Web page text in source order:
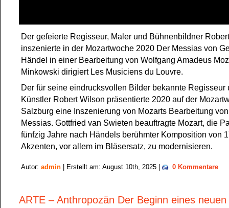
Der gefeierte Regisseur, Maler und Bühnenbildner
inszenierte in der Mozartwoche 2020 Der Messias von
Händel in einer Bearbeitung von Wolfgang Amadeus
Minkowski dirigiert Les Musiciens du Louvre.
Der für seine eindrucksvollen Bilder bekannte Regisseur
Künstler Robert Wilson präsentierte 2020 auf der
Salzburg eine Inszenierung von Mozarts Bearbeitung
Messias. Gottfried van Swieten beauftragte Mozart, die
fünfzig Jahre nach Händels berühmter Komposition von
Akzenten, vor allem im Bläsersatz, zu modernisieren.
Autor: admin | Erstellt am: August 10th, 2025 | 0 Kommentare
ARTE – Anthropozän Der Beginn eines